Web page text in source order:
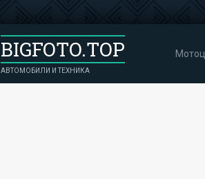
BIGFOTO.TOP
АВТОМОБИЛИ И ТЕХНИКА